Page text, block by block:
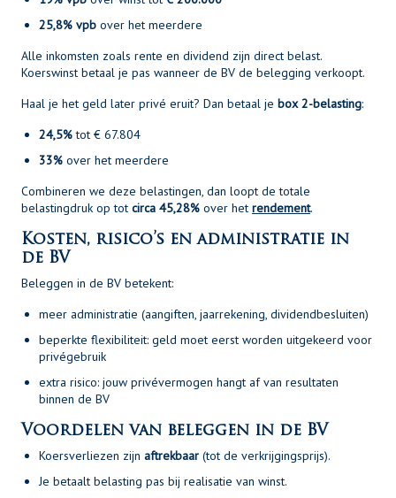
25,8% vpb over het meerdere
Alle inkomsten zoals rente en dividend zijn direct belast.
Koerswinst betaal je pas wanneer de BV de belegging verkoopt.
Haal je het geld later privé eruit? Dan betaal je box 2-belasting:
24,5%tot € 67.804
33% over het meerdere
Combineren we deze belastingen, dan loopt de totale
belastingdruk op tot circa 45,28% over het rendement.
Kosten, risico’s en administratie in
de BV
Beleggen in de BV betekent:
meer administratie (aangiften, jaarrekening, dividendbesluiten)
beperkte flexibiliteit: geld moet eerst worden uitgekeerd voor
privégebruik
extra risico: jouw privévermogen hangt af van resultaten
binnen de BV
Voordelen van beleggen in de BV
Koersverliezen zijn aftrekbaar (tot de verkrijgingsprijs).
Je betaalt belasting pas bij realisatie van winst.